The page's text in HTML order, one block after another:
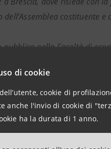
di cookie
cookie di
anche l'invio di cookie di
ha la durata di 1 anno.
dell’Assemblea costituente
nella Facoltà di
esserlo stato, sin dalla
della Mittel, vice
Alleanza Assicurazioni, del
Bresciano
Biblioteca Ambrosiana e